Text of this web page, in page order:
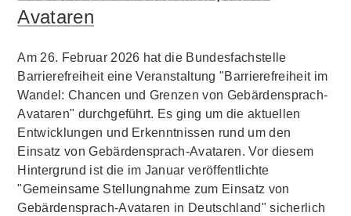
Avataren
Am 26. Februar 2026 hat die Bundesfachstelle
Barrierefreiheit eine Veranstaltung "Barrierefreiheit im
Wandel: Chancen und Grenzen von Gebärdensprach-
Avataren" durchgeführt. Es ging um die aktuellen
Entwicklungen und Erkenntnissen rund um den
Einsatz von Gebärdensprach-Avataren. Vor diesem
Hintergrund ist die im Januar veröffentlichte
"Gemeinsame Stellungnahme zum Einsatz von
Gebärdensprach-Avataren in Deutschland" sicherlich